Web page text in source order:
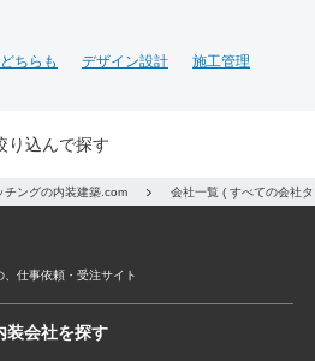
ちらも デザイン設計 施工管理
り込んで探す
チングの内装建築.com 会社一覧 ( すべての会社
仕事依頼・受注サイト
装会社を探す